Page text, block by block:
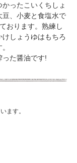
ったこいくちしょ
豆、小麦と食塩水で
おります。熟練し
しょうゆはもちろ
った醤油です!
ます。